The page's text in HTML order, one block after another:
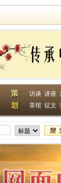
访谈 讲座
茶馆 征文